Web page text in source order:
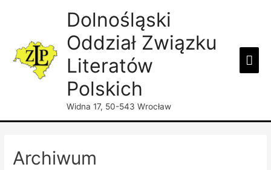
Dolnośląski
Oddział Związku
Literatów
Polskich
Widna 17, 50-543 Wrocław
Archiwum